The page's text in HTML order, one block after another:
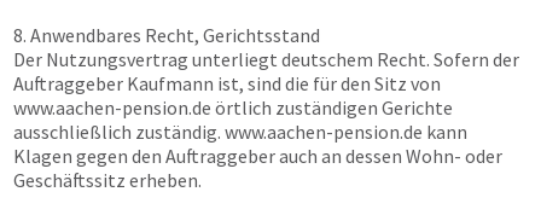
8. Anwendbares Recht, Gerichtsstand
Der Nutzungsvertrag unterliegt deutschem Recht. Sofern der
Auftraggeber Kaufmann ist, sind die für den Sitz von
www.aachen-pension.de örtlich zuständigen Gerichte
ausschließlich zuständig. www.aachen-pension.de kann
Klagen gegen den Auftraggeber auch an dessen Wohn- oder
Geschäftssitz erheben.